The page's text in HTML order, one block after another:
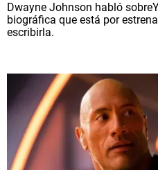
Dwayne Johnson habló
biográfica que está por
escribirla.